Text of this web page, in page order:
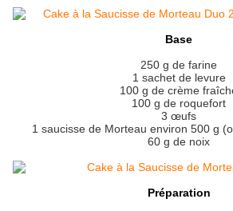
Base
250 g de farine
1 sachet de levure
100 g de crème
100 g de roquefort
3 œufs
1 saucisse de Morteau environ 500 g
60 g de noix
Préparation